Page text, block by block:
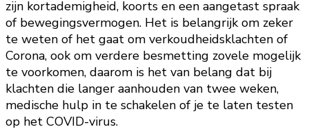
zijn kortademigheid, koorts en een aangetast spraak
of bewegingsvermogen. Het is belangrijk om zeker
te weten of het gaat om verkoudheidsklachten of
Corona, ook om verdere besmetting zovele mogelijk
te voorkomen, daarom is het van belang dat bij
klachten die langer aanhouden van twee weken,
medische hulp in te schakelen of je te laten testen
op het COVID-virus.